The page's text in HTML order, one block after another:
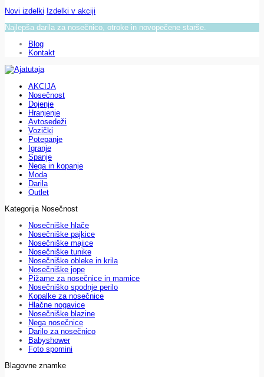
Novi izdelki Izdelki v akciji
Najlepša darila za nosečnico, otroke in novopečene starše.
Blog
Kontakt
AKCIJA
Nosečnost
Dojenje
Hranjenje
Avtosedeži
Vozički
Potepanje
Igranje
Spanje
Nega in kopanje
Moda
Darila
Outlet
Kategorija Nosečnost
Nosečniške hlače
Nosečniške pajkice
Nosečniške majice
Nosečniške tunike
Nosečniške obleke in krila
Nosečniške jope
Pižame za nosečnice in mamice
Nosečniško spodnje perilo
Kopalke za nosečnice
Hlačne nogavice
Nosečniške blazine
Nega nosečnice
Darilo za nosečnico
Babyshower
Foto spomini
Blagovne znamke